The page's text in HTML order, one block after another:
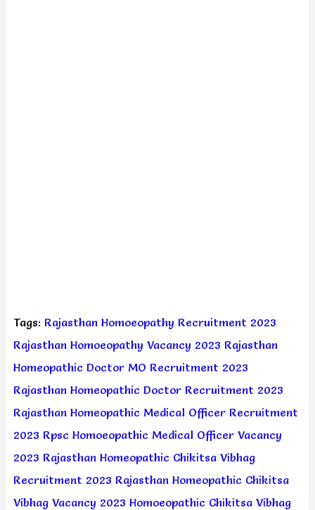
Tags: Rajasthan Homoeopathy Recruitment 2023
Rajasthan Homoeopathy Vacancy 2023 Rajasthan
Homeopathic Doctor MO Recruitment 2023
Rajasthan Homeopathic Doctor Recruitment 2023
Rajasthan Homeopathic Medical Officer Recruitment
2023 Rpsc Homoeopathic Medical Officer Vacancy
2023 Rajasthan Homeopathic Chikitsa Vibhag
Recruitment 2023 Rajasthan Homeopathic Chikitsa
Vibhag Vacancy 2023 Homoeopathic Chikitsa Vibhag